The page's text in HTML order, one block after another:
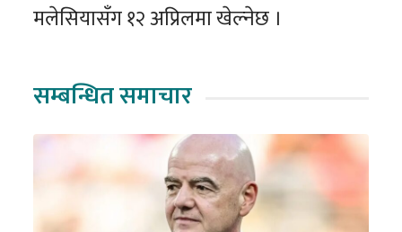
मलेसियासँग १२ अप्रिलमा खेल्नेछ ।
सम्बन्धित समाचार